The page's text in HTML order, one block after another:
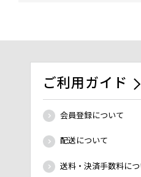
ご利用ガイド
会員登録について
配送について
送料・決済手数料に